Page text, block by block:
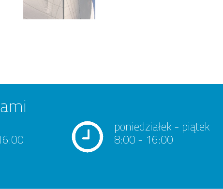
poniedziałek - piątek
8:00 - 16:00